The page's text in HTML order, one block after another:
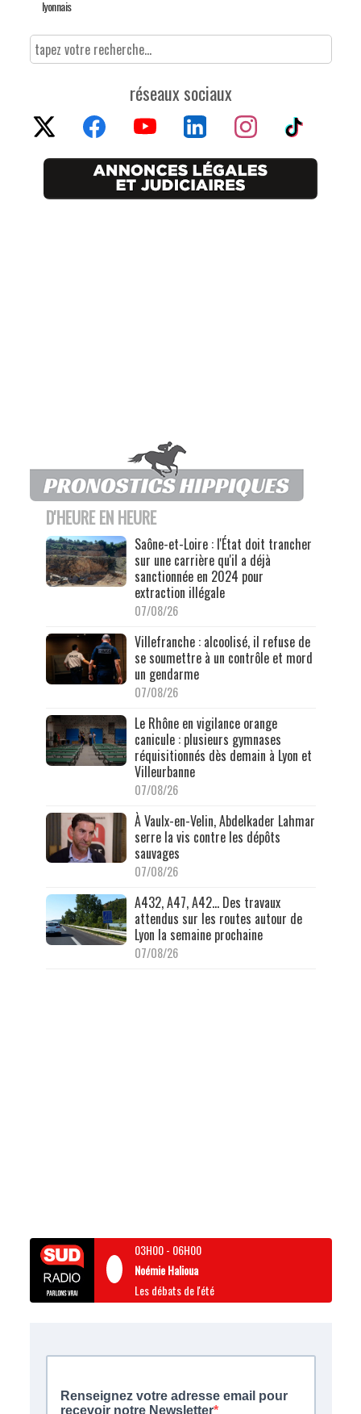
lyonnais
réseaux sociaux
D'HEURE EN HEURE
Saône-et-Loire : l'État doit trancher
sur une carrière qu'il a déjà
sanctionnée en 2024 pour
extraction illégale
07/08/26
Villefranche : alcoolisé, il refuse de
se soumettre à un contrôle et mord
un gendarme
07/08/26
Le Rhône en vigilance orange
canicule : plusieurs gymnases
réquisitionnés dès demain à Lyon et
Villeurbanne
07/08/26
À Vaulx-en-Velin, Abdelkader Lahmar
serre la vis contre les dépôts
sauvages
07/08/26
A432, A47, A42… Des travaux
attendus sur les routes autour de
Lyon la semaine prochaine
07/08/26
03H00- 06H00
Noémie Halioua
Les débats de l'été